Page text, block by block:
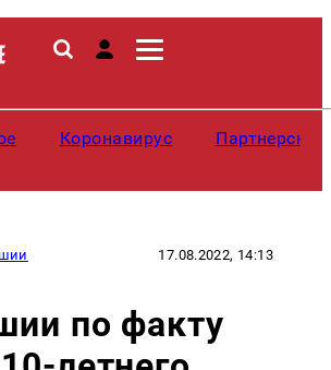
Коронавирус
17.08.2022, 14:13
по факту